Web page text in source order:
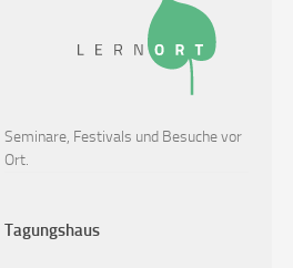
Seminare, Festivals und Besuche vor
Ort.
Tagungshaus